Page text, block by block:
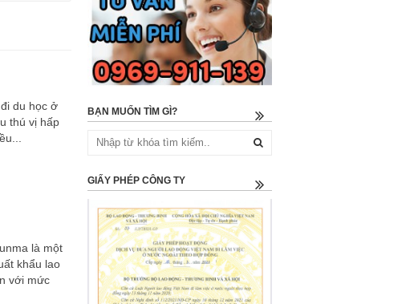
du học ở
thú vị hấp
là một
khẩu lao
với mức
BẠN MUỐN TÌM GÌ?
GIẤY PHÉP CÔNG TY